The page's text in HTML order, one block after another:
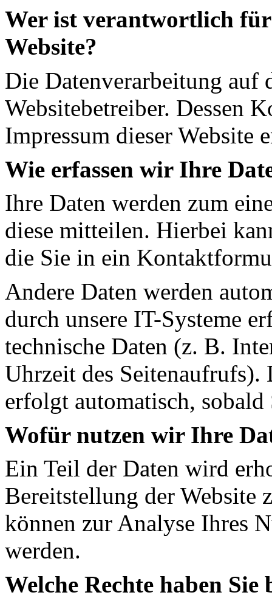
Wer ist verantwortlich für
Website?
Die Datenverarbeitung auf
Websitebetreiber. Dessen
Impressum dieser Website
Wie erfassen wir Ihre
Ihre Daten werden zum
diese mitteilen. Hierbei
die Sie in ein
Andere Daten werden
durch unsere IT-Systeme
technische Daten (z. B.
Uhrzeit des Seitenaufrufs).
erfolgt automatisch, sobald
Wofür nutzen wir Ihre
Ein Teil der Daten wird
Bereitstellung der Website
können zur Analyse Ihres
werden.
Welche Rechte haben